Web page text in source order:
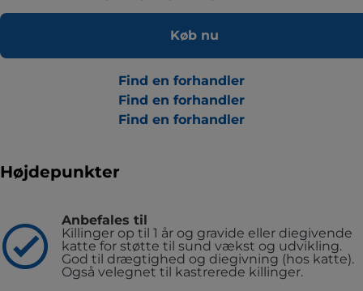
Køb nu
Find en forhandler
Find en forhandler
Find en forhandler
Højdepunkter
Anbefales til
Killinger op til 1 år og gravide eller diegivende
katte for støtte til sund vækst og udvikling.
God til drægtighed og diegivning (hos katte).
Også velegnet til kastrerede killinger.